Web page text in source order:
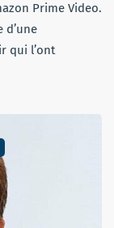
Prime Video.
d’une
qui l’ont